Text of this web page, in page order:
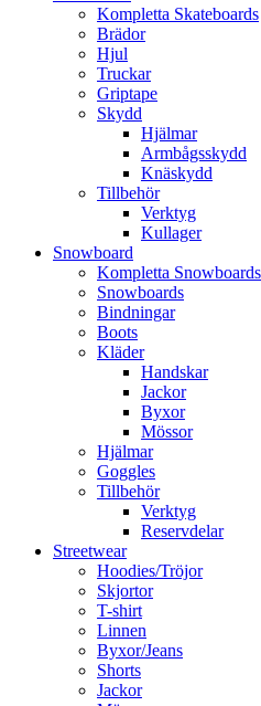
Kompletta Skateboards
Brädor
Hjul
Truckar
Griptape
Skydd
Hjälmar
Armbågsskydd
Knäskydd
Tillbehör
Verktyg
Kullager
Snowboard
Kompletta Snowboards
Snowboards
Bindningar
Boots
Kläder
Handskar
Jackor
Byxor
Mössor
Hjälmar
Goggles
Tillbehör
Verktyg
Reservdelar
Streetwear
Hoodies/Tröjor
Skjortor
T-shirt
Linnen
Byxor/Jeans
Shorts
Jackor